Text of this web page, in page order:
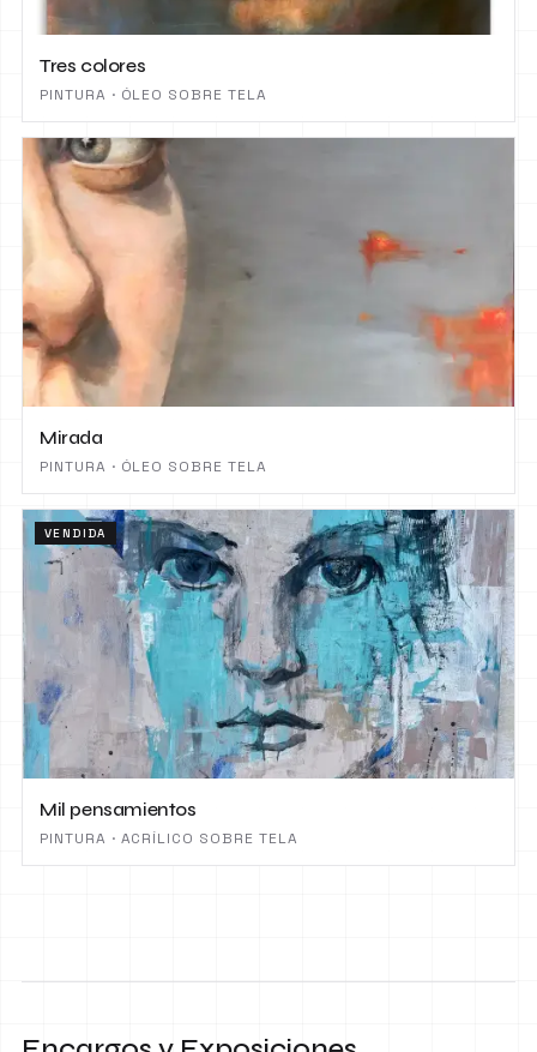
Tres colores
PINTURA · ÓLEO SOBRE TELA
Mirada
PINTURA · ÓLEO SOBRE TELA
VENDIDA
Mil pensamientos
PINTURA · ACRÍLICO SOBRE TELA